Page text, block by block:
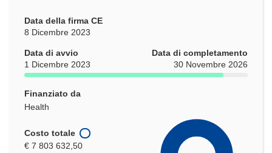
Data della firma CE
8 Dicembre 2023
Data di avvio
1 Dicembre 2023
Data di completamento
30 Novembre 2026
Finanziato da
Health
Costo totale
€ 7 803 632,50